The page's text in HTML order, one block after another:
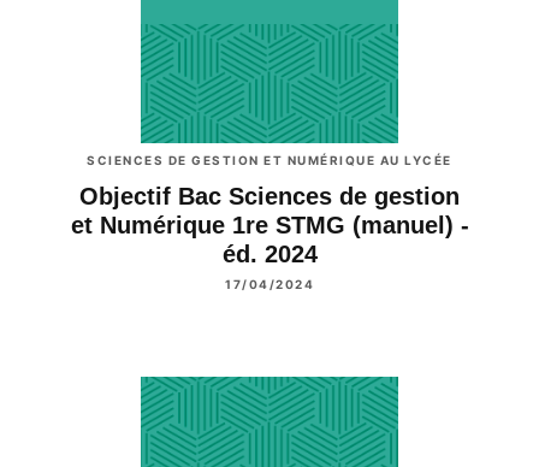
SCIENCES DE GESTION ET NUMÉRIQUE AU LYCÉE
Objectif Bac Sciences de gestion
et Numérique 1re STMG (manuel) -
éd. 2024
17/04/2024